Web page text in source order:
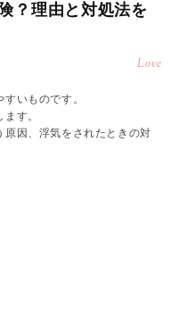
？理由と対処法を
Love
いものです。
す。
因、浮気をされたときの対